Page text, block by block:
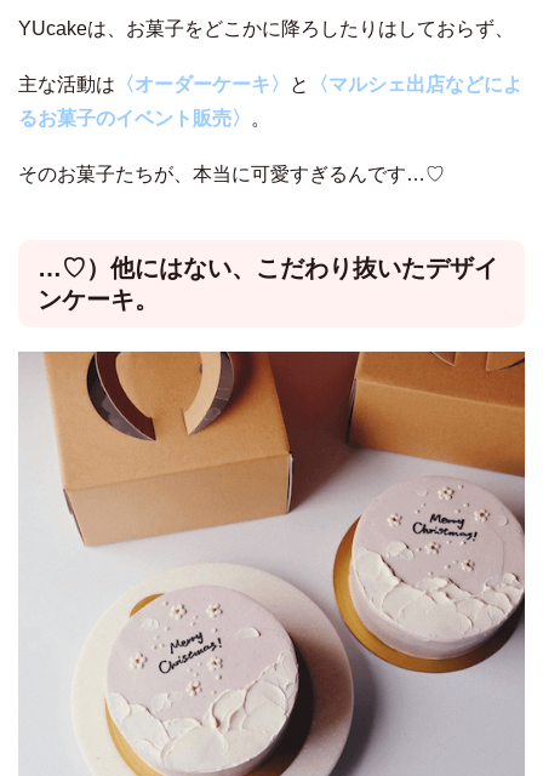
YUcakeは、お菓子をどこかに降ろしたりはしておらず、
主な活動は 〈オーダーケーキ〉 と
〈マルシェ出店などによ
るお菓子のイベント販売〉
。
そのお菓子たちが、本当に可愛すぎるんです…♡
…♡）他にはない、こだわり抜いたデザイ
ンケーキ。